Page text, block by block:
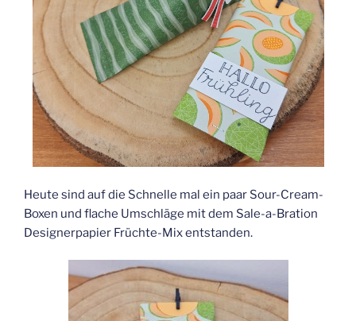
Heute sind auf die Schnelle mal ein paar Sour-Cream-
Boxen und flache Umschläge mit dem Sale-a-Bration
Designerpapier Früchte-Mix entstanden.